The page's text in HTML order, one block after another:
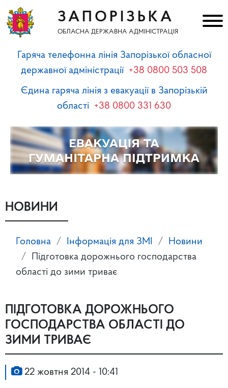
ЗАПОРІЗЬКА
ОБЛАСНА ДЕРЖАВНА АДМІНІСТРАЦІЯ
Гаряча телефонна лінія Запорізької обласної
державної адміністрації +38 0800 503 508
Єдина гаряча лінія з евакуації в Запорізькій
області +38 0800 331 630
НОВИНИ
Головна Інформація для ЗМІ
Новини
Підготовка дорожнього господарства
області до зими триває
ПІДГОТОВКА ДОРОЖНЬОГО
ГОСПОДАРСТВА ОБЛАСТІ ДО
ЗИМИ ТРИВАЄ
22 жовтня 2014 - 10:41